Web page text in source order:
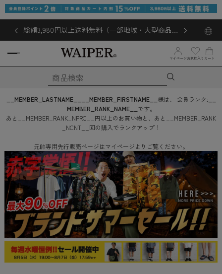
総額3,980円以上送料無料（一部地域・大型商品対
象外あり）
マイページ お気に入り カート
__MEMBER_LASTNAME__ __MEMBER_FIRSTNAME__ 様は、 会員ランク:
MEMBER_RANK_NAME__ です。
あと
__MEMBER_RANK_NPRC__ 円以上のお買い物と、あと
__MEMBER_RANK
_NCNT__ 回の購入でランクアップ！
元帥専用先行販売ページはマイページよりご覧ください。